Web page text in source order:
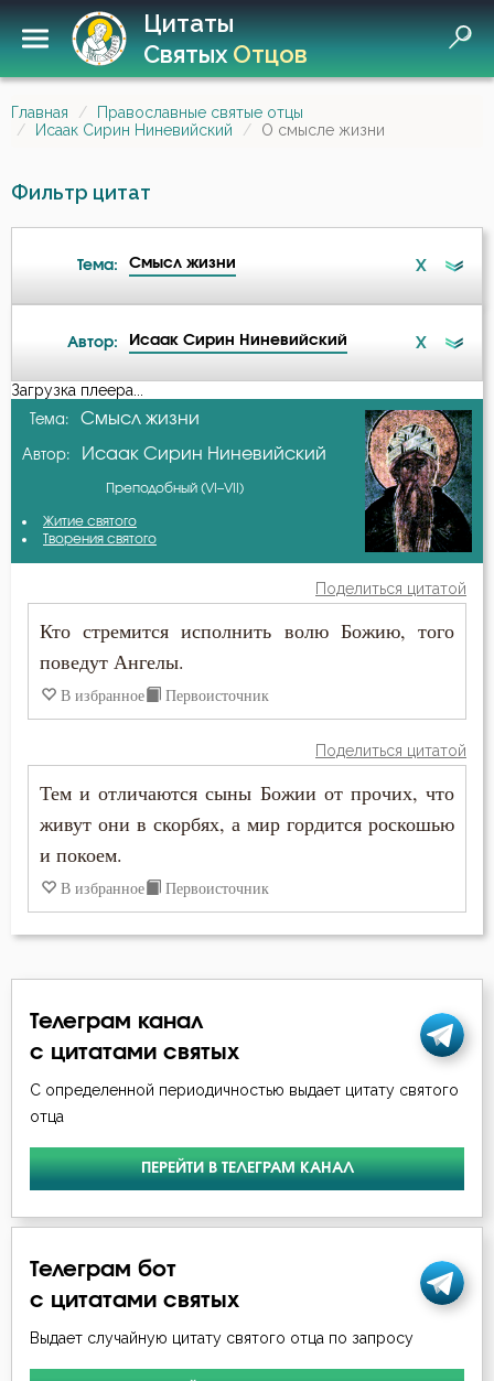
Цитаты
СвятыхОтцов
Главная
Православные святые отцы
Исаак Сирин Ниневийский
О смысле жизни
Фильтр цитат
Тема: Смысл жизни X
Ад
Бедность
Безмолвие
Бесстрастие
Богатство
Богопознание
Болезнь
Борьба
Ведение
Вера
Вечные муки
Воздаяние
Автор: Исаак Сирин Ниневийский X
А-я
Авва Исайя (Скитский)
Афанасий Великий
Варсонофий Оптинский (Плиханков)
Василий Великий
Григорий Богослов
Ерм
Ефрем Сирин
Илия Екдик
Иоанн Кассиан Римлянин
Иоанн Лествичник
Исаак Сирин Ниневийский
Загрузка плеера...
Тема: Смысл жизни
Автор: Исаак Сирин Ниневийский
Преподобный (VI–VII)
Житие святого
Творения святого
Поделиться цитатой
Кто стремится исполнить волю Божию, того
поведут Ангелы.
В избранное Первоисточник
Поделиться цитатой
Тем и отличаются сыны Божии от прочих, что
живут они в скорбях, а мир гордится роскошью
и покоем.
В избранное Первоисточник
Телеграм канал
с цитатами святых
С определенной периодичностью выдает цитату святого
отца
ПЕРЕЙТИ В ТЕЛЕГРАМ КАНАЛ
Телеграм бот
с цитатами святых
Выдает случайную цитату святого отца по запросу